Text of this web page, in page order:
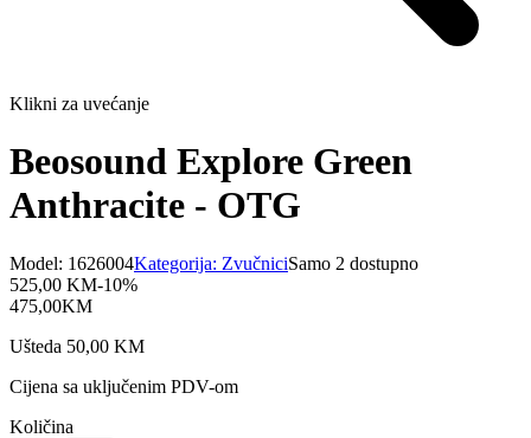
Klikni za uvećanje
Beosound Explore Green
Anthracite - OTG
Model: 1626004Kategorija: ZvučniciSamo 2 dostupno
525,00 KM-10%
475,00KM
Ušteda 50,00 KM
Cijena sa uključenim PDV-om
Količina